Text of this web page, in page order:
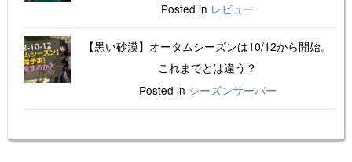
Posted in レビュー
【黒い砂漠】オータムシーズンは10/12から開始。
これまでとは違う？
Posted in シーズンサーバー